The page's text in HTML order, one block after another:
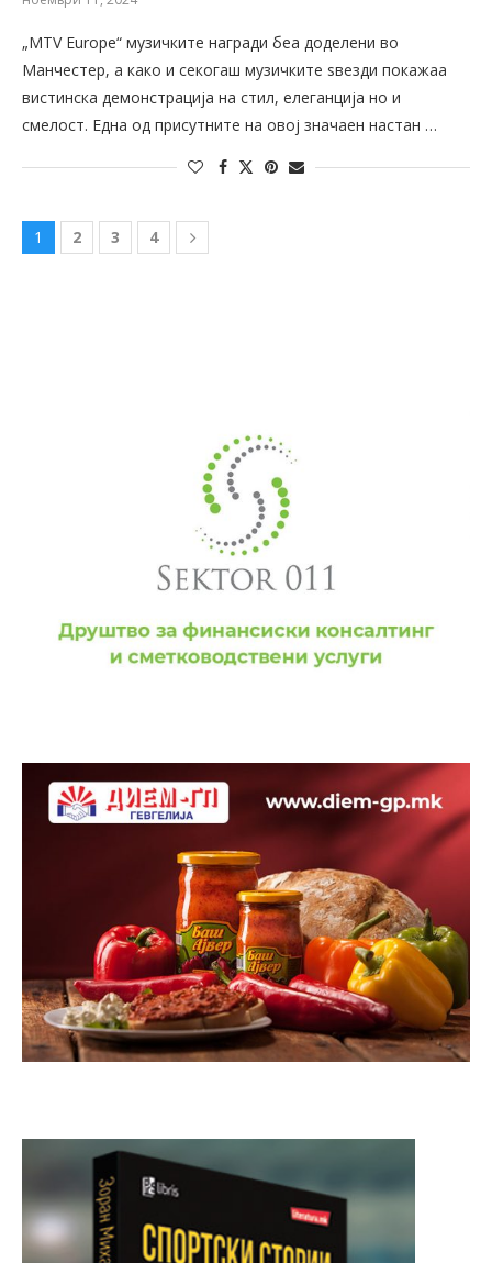
„MTV Europe“ музичките награди беа доделени во
Манчестер, а како и секогаш музичките ѕвезди покажаа
вистинска демонстрација на стил, елеганција но и
смелост. Една од присутните на овој значаен настан …
1 2 3 4